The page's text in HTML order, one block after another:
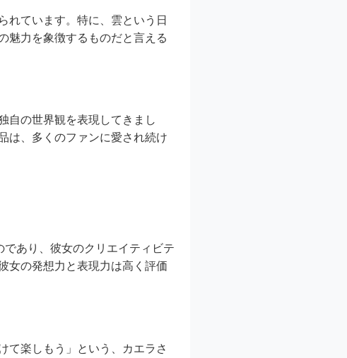
れています。特に、雲という日
魅力を象徴するものだと言える
自の世界観を表現してきまし
は、多くのファンに愛され続け
であり、彼女のクリエイティビテ
女の発想力と表現力は高く評価
て楽しもう」という、カエラさ